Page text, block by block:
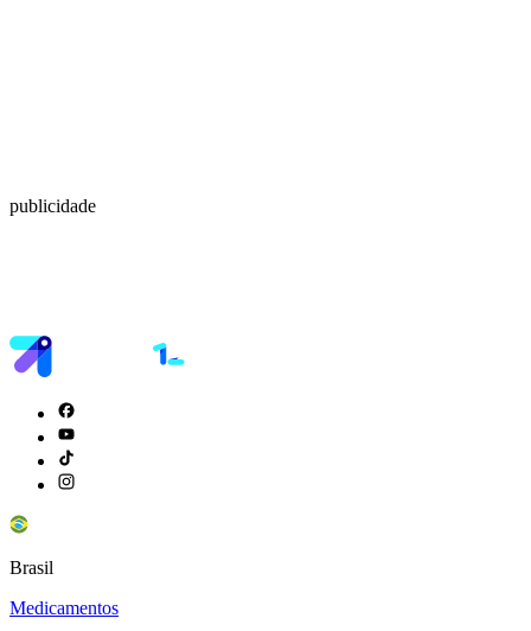
publicidade
Brasil
Medicamentos